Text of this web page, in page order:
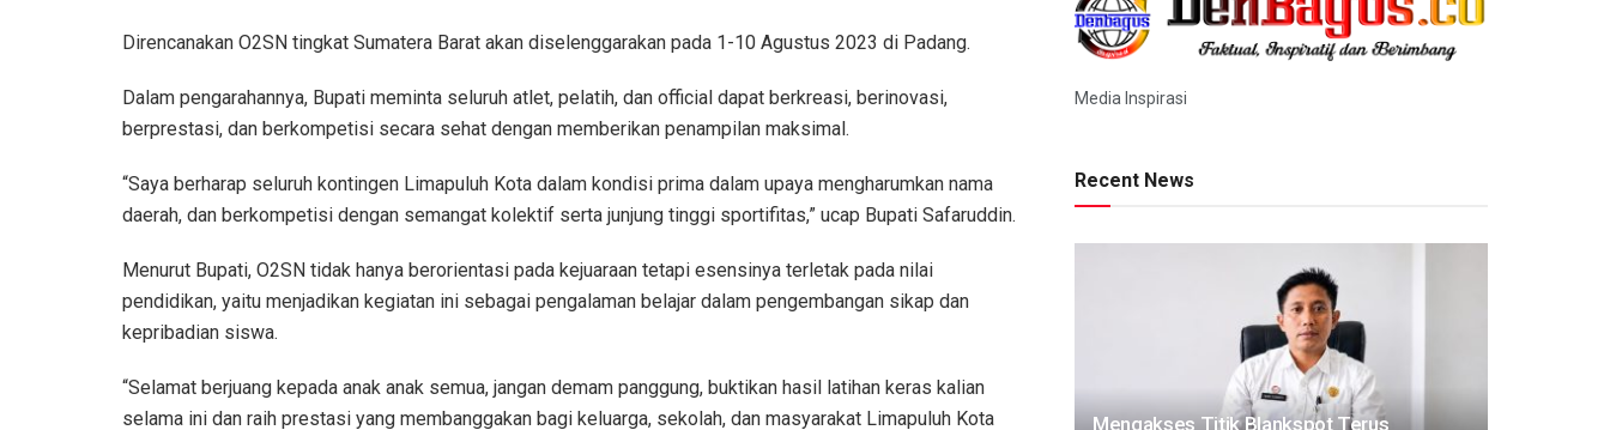
Direncanakan O2SN tingkat Sumatera Barat akan diselenggarakan pada 1-10 Agustus 2023 di Padang.
Dalam pengarahannya, Bupati meminta seluruh atlet, pelatih, dan official dapat berkreasi, berinovasi,
berprestasi, dan berkompetisi secara sehat dengan memberikan penampilan maksimal.
“Saya berharap seluruh kontingen Limapuluh Kota dalam kondisi prima dalam upaya mengharumkan nama
daerah, dan berkompetisi dengan semangat kolektif serta junjung tinggi sportifitas,” ucap Bupati Safaruddin.
Menurut Bupati, O2SN tidak hanya berorientasi pada kejuaraan tetapi esensinya terletak pada nilai
pendidikan, yaitu menjadikan kegiatan ini sebagai pengalaman belajar dalam pengembangan sikap dan
kepribadian siswa.
“Selamat berjuang kepada anak anak semua, jangan demam panggung, buktikan hasil latihan keras kalian
selama ini dan raih prestasi yang membanggakan bagi keluarga, sekolah, dan masyarakat Limapuluh Kota
Media Inspirasi
Recent News
Mengakses Titik Blankspot Terus